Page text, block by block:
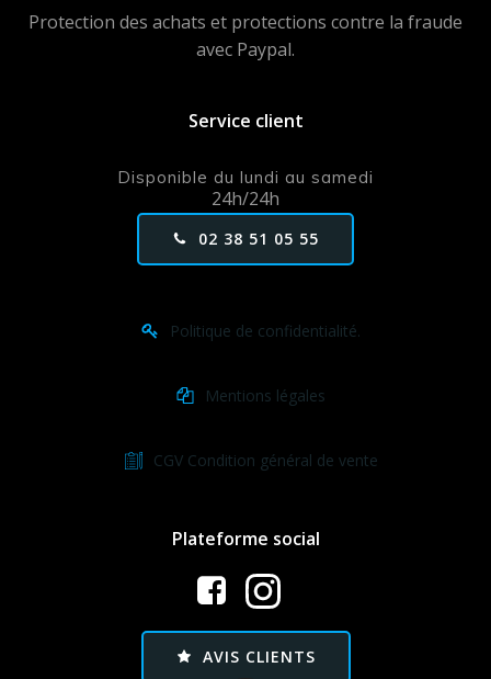
Protection des achats et protections contre la fraude
avec Paypal.
Service client
Disponible du lundi au samedi
24h/24h
02 38 51 05 55
Politique de confidentialité.
Mentions légales
CGV Condition général de vente
Plateforme social
AVIS CLIENTS